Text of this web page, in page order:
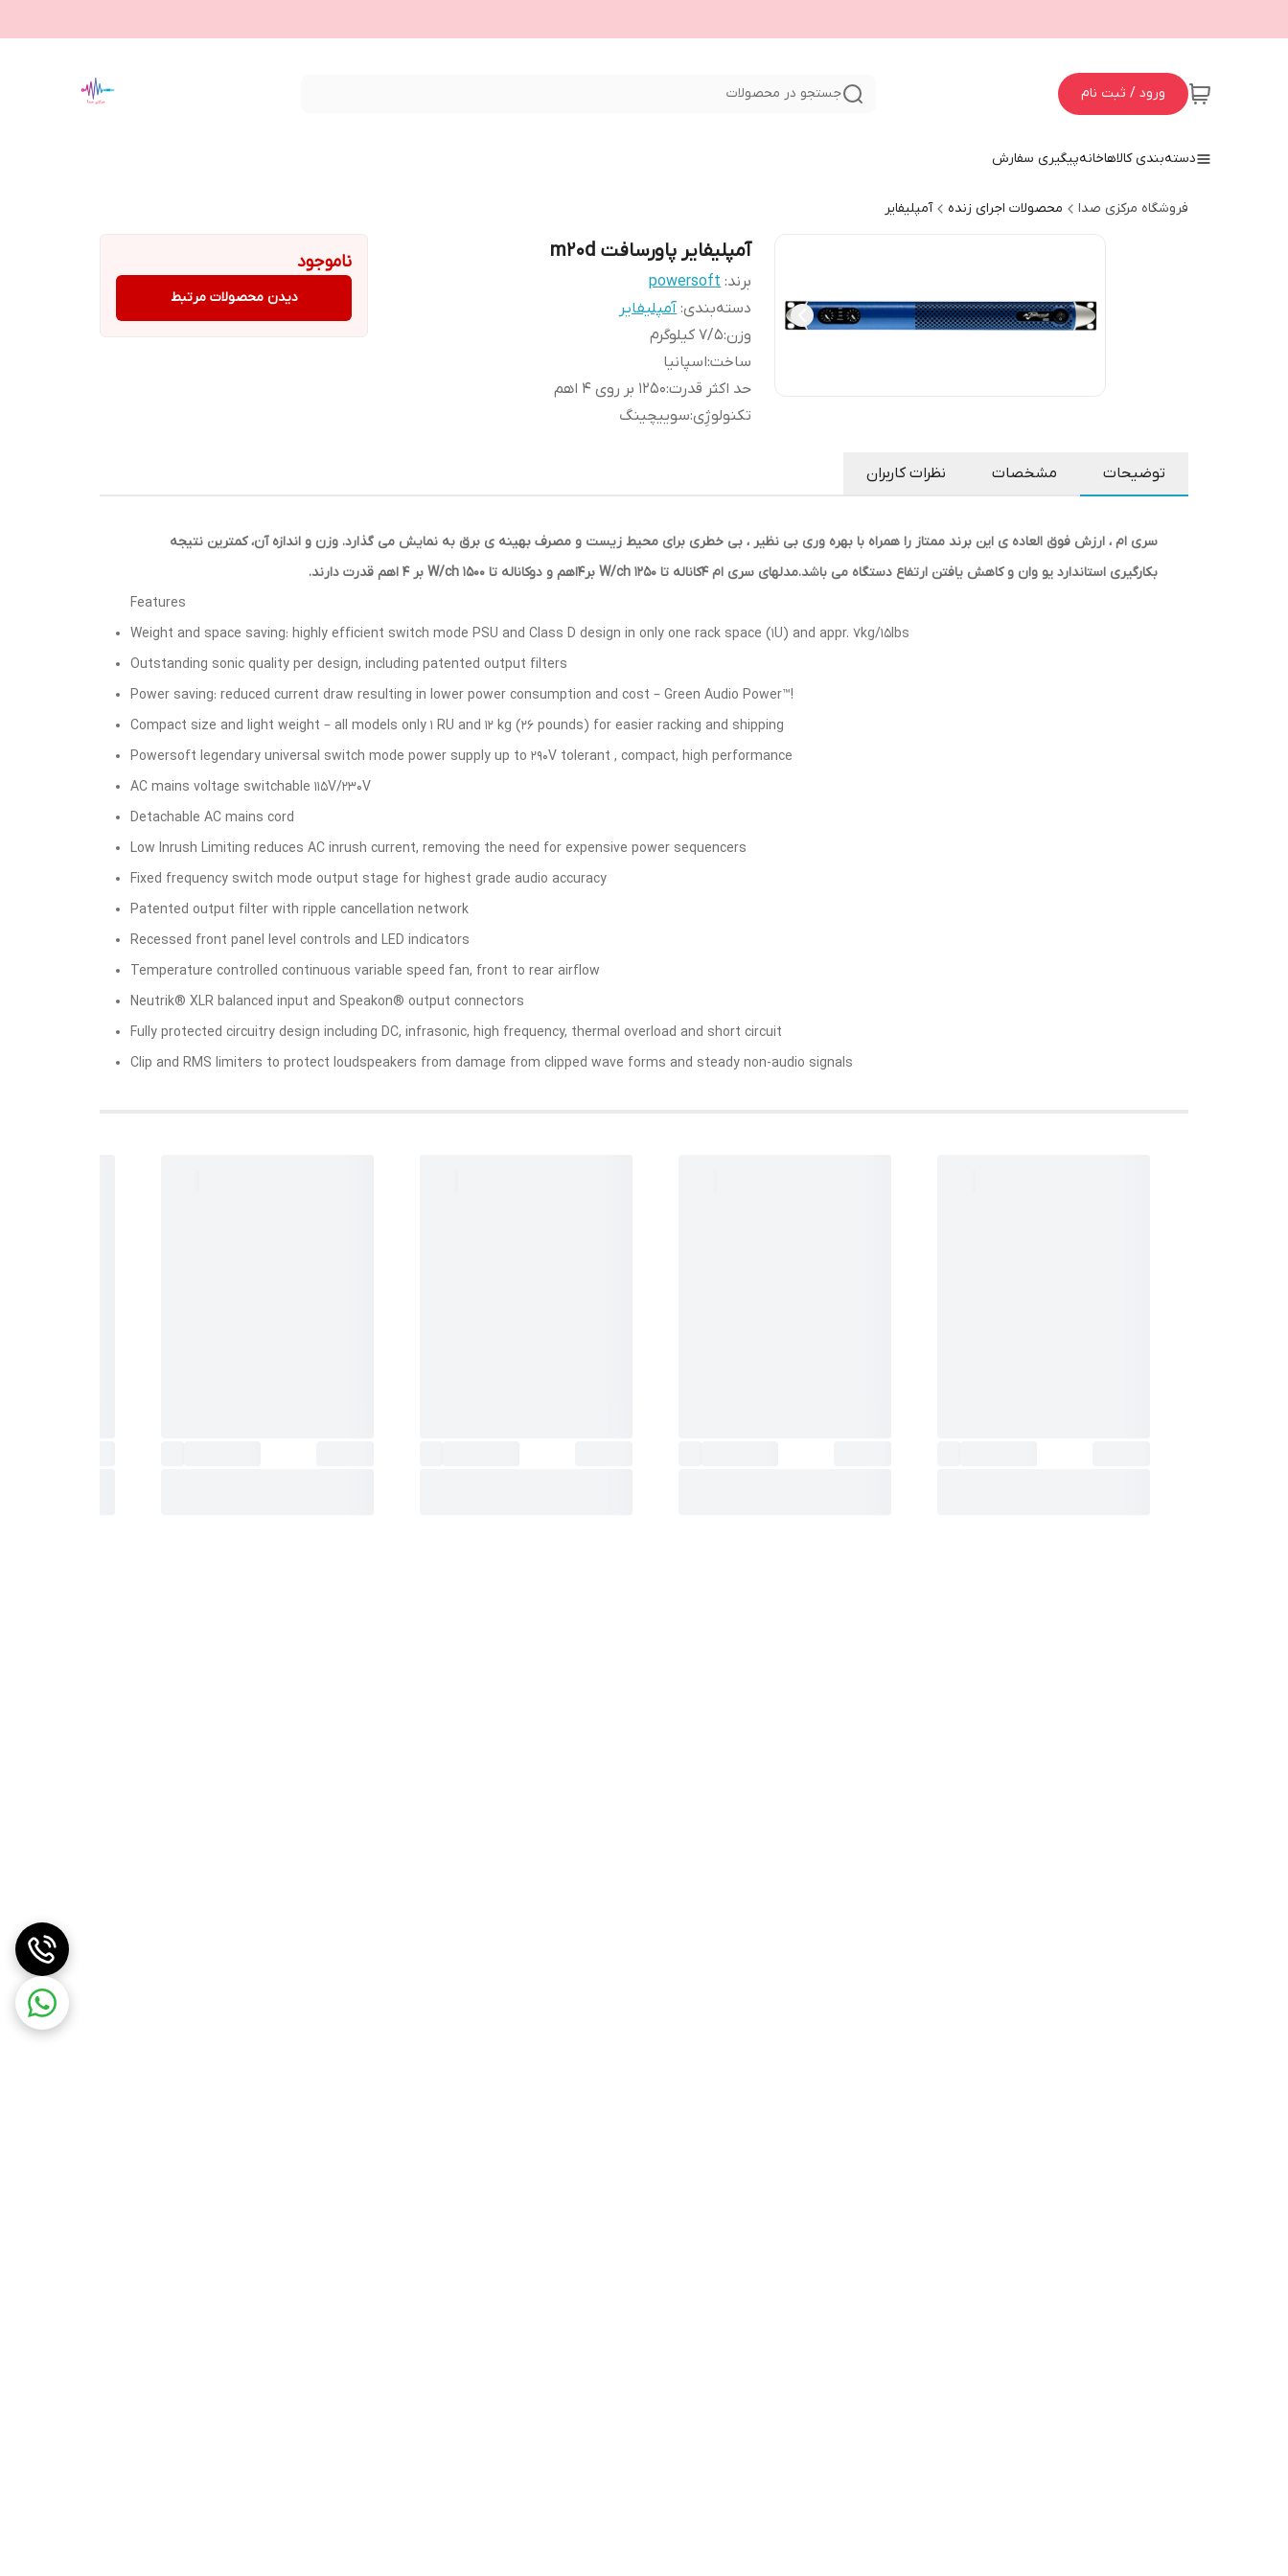
ورود / ثبت نام جستجو در محصولات
دسته‌بندی کالاهاخانهپیگیری سفارش
فروشگاه مرکزی صدا محصولات اجرای زنده آمپلیفایر
آمپلیفایر پاورسافت m20d
برند: powersoft
دسته‌بندی:آمپلیفایر
وزن:7/5 کیلوگرم
ساخت:اسپانیا
حد اکثر قدرت:1250 بر روی 4 اهم
تکنولوژِی:سوییچینگ
ناموجود
دیدن محصولات مرتبط
توضیحات مشخصات نظرات کاربران
سری ام ، ارزش فوق العاده ی این برند ممتاز را همراه با بهره وری بی نظیر ، بی خطری برای محیط زیست و مصرف بهینه ی برق به نمایش می گذارد. وزن و اندازه آن، کمترین نتیجه
بکارگیری استاندارد یو وان و کاهش یافتن ارتفاع دستگاه می باشد.مدلهای سری ام ۴کاناله تا ۱۲۵۰ W/ch بر۴اهم و دوکاناله تا ۱۵۰۰ W/ch بر ۴ اهم قدرت دارند.
Features
Weight and space saving: highly efficient switch mode PSU and Class D design in only one rack space (1U) and appr. 7kg/15lbs
Outstanding sonic quality per design, including patented output filters
Power saving: reduced current draw resulting in lower power consumption and cost – Green Audio Power™!
Compact size and light weight – all models only 1 RU and 12 kg (26 pounds) for easier racking and shipping
Powersoft legendary universal switch mode power supply up to 290V tolerant , compact, high performance
AC mains voltage switchable 115V/230V
Detachable AC mains cord
Low Inrush Limiting reduces AC inrush current, removing the need for expensive power sequencers
Fixed frequency switch mode output stage for highest grade audio accuracy
Patented output filter with ripple cancellation network
Recessed front panel level controls and LED indicators
Temperature controlled continuous variable speed fan, front to rear airflow
Neutrik® XLR balanced input and Speakon® output connectors
Fully protected circuitry design including DC, infrasonic, high frequency, thermal overload and short circuit
Clip and RMS limiters to protect loudspeakers from damage from clipped wave forms and steady non-audio signals